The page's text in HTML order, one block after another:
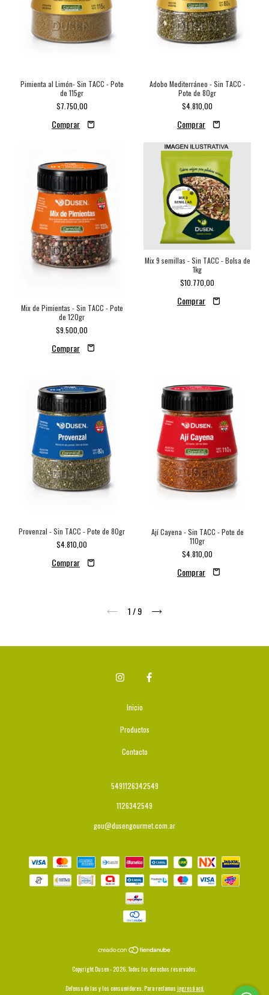
Pimienta al Limón- Sin TACC - Pote
de 115gr
$7.750,00
Adobo Mediterráneo - Sin TACC -
Pote de 80gr
$4.810,00
Mix de Pimientas - Sin TACC - Pote
de 120gr
$9.500,00
Mix 9 semillas - Sin TACC - Bolsa de
1kg
$10.770,00
Provenzal - Sin TACC - Pote de 80gr
$4.810,00
Ají Cayena - Sin TACC - Pote de
110gr
$4.810,00
1/ 9
Inicio
Productos
Contacto
5491126342549
1126342549
gou@dusengourmet.com.ar
Copyright Dusen - 2026. Todos los derechos reservados.
Defensa de las y los consumidores. Para reclamos ingresá acá.